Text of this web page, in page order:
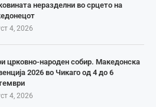
неразделни во срцето на
4, 2026
црковно-народен собир. Македонска
2026 во Чикаго од 4 до 6
4, 2026